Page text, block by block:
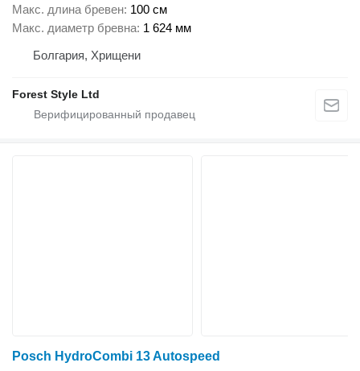
Макс. длина бревен 100 см
Макс. диаметр бревна 1 624 мм
Болгария, Хрищени
Forest Style Ltd
Posch HydroCombi 13 Autospeed